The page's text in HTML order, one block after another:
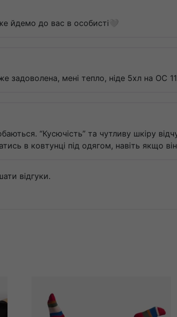
йдемо до вас в особисті🤍
мені тепло, ніде 5хл на ОС
“Кусючість” та чутливу шкіру
в ковтунці під одягом, навіть якщо він
відгуки.